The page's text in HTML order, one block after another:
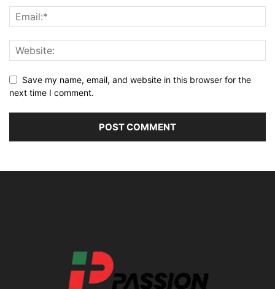
Save my name, email, and website in this browser for the
next time I comment.